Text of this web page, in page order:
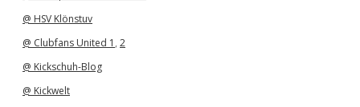
@ HSV Klönstuv
@ Clubfans United 1 , 2
@ Kickschuh-Blog
@ Kickwelt